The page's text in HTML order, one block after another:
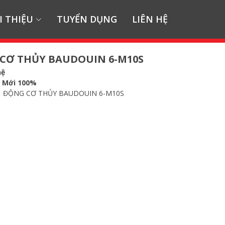
THIỆU TUYỂN DỤNG LIÊN HỆ
THỦY BAUDOUIN 6-M10S
Mới 100%
ĐỘNG CƠ THỦY BAUDOUIN 6-M10S